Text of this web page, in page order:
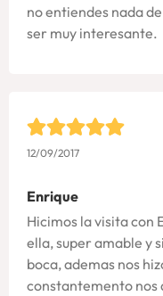
no entiendes nada
ser muy interesante.
12/09/2017
Enrique
Hicimos la visita con
ella, super amable y
boca, ademas nos
constantemento nos